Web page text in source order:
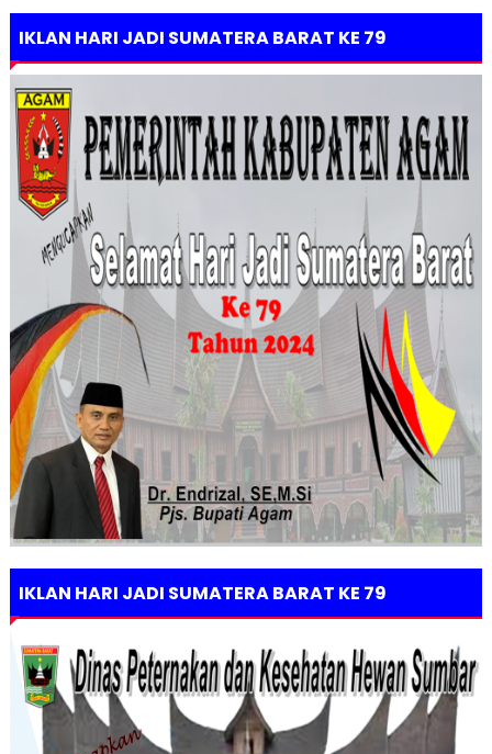
IKLAN HARI JADI SUMATERA BARAT KE 79
IKLAN HARI JADI SUMATERA BARAT KE 79